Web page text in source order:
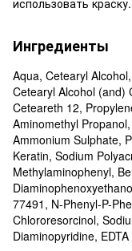
Ингредиенты
Aqua, Cetearyl
Cetearyl Alcohol (and)
Ceteareth 12,
Aminomethyl
Ammonium Sulphate,
Keratin, Sodium
Methylaminophenyl,
77491, N-Phenyl-P-
Chlororesorcinol,
Diaminopyridine, EDTA